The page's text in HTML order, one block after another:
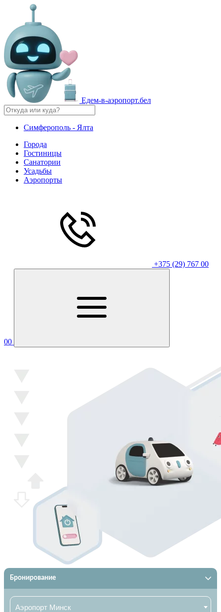
Едем-в-аэропорт.бел
Симферополь - Ялта
Города
Гостиницы
Санатории
Усадьбы
Аэропорты
+375 (29) 767 00
00